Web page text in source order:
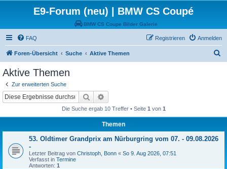
E9-Forum (neu) | BMW CS Coupé
BMW CS Coupe Bilder Galerie
FAQ Anmelden
Registrieren
Foren-Übersicht Suche Aktive Themen
Aktive Themen
Zur erweiterten Suche
Suche
Die Suche ergab 10 Treffer • Seite 1 von 1
Themen
53. Oldtimer Grandprix am Nürburgring vom 07. - 09.08.2026
-
Letzter Beitrag von Christoph, Bonn « So 9. Aug 2026, 07:51
Verfasst in Termine
Antworten: 1